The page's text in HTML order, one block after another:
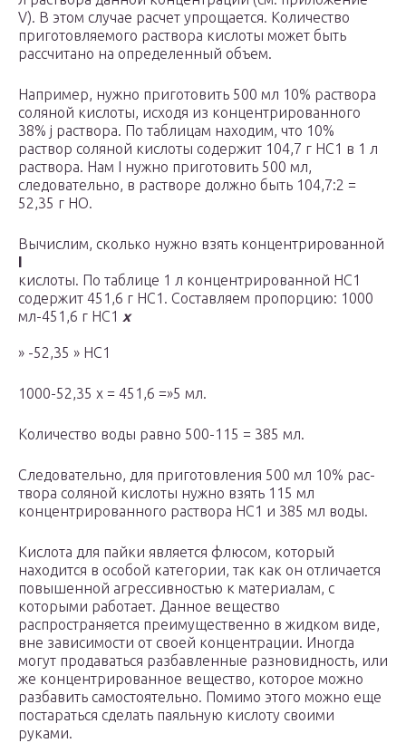
V). В этом слу­чае расчет упрощается. Количество
приготовляемого раствора кислоты может быть
рассчитано на определен­ный объем.
Например, нужно приготовить 500 мл 10% раствора
соляной кислоты, исходя из концентрированного
38% j раствора. По таблицам находим, что 10%
раствор соля­ной кислоты содержит 104,7 г НС1 в 1 л
раствора. Нам I нужно приготовить 500 мл,
следовательно, в растворе должно быть 104,7:2 =
52,35 г НО.
Вычислим, сколько нужно взять концентрированной
I
кислоты. По таблице 1 л концентрированной НС1
содер­жит 451,6 г НС1. Составляем пропорцию: 1000
мл-451,6 г НС1 х
» -52,35 » НС1
1000-52,35 х = 451,6 =»5 мл.
Количество воды равно 500-115 = 385 мл.
Следовательно, для приготовления 500 мл 10% рас­
твора соляной кислоты нужно взять 115 мл
концентри­рованного раствора НС1 и 385 мл воды.
Кислота для пайки является флюсом, который
находится в особой категории, так как он отличается
повышенной агрессивностью к материалам, с
которыми работает. Данное вещество
распространяется преимущественно в жидком виде,
вне зависимости от своей концентрации. Иногда
могут продаваться разбавленные разновидность, или
же концентрированное вещество, которое можно
разбавить самостоятельно. Помимо этого можно еще
постараться сделать паяльную кислоту своими
руками.